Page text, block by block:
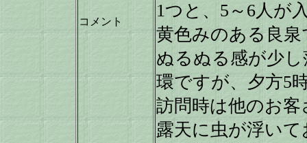
コメント
1つと、5～6人が
黄色みのある良
ぬるぬる感が少
環ですが、夕方5
訪問時は他のお
露天に虫が浮い